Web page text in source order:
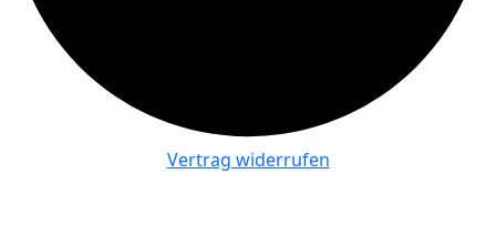
Vertrag widerrufen